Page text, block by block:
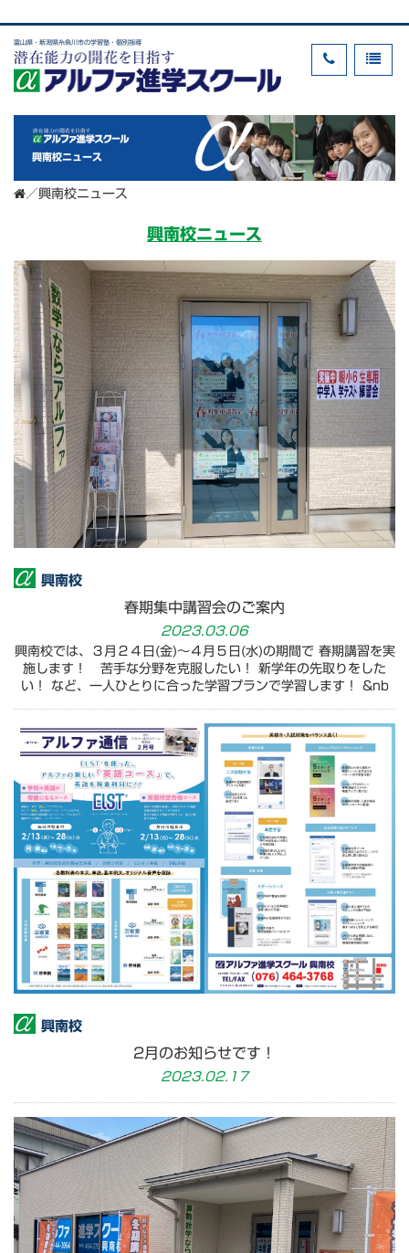
富山県・新潟県糸魚川市の学習塾・個別指導
興南校ニュース
／興南校ニュース
興南校ニュース
興南校
春期集中講習会のご案内
2023.03.06
興南校では、３月２４日(金)～４月５日(水)の期間で 春期講習を実
施します！ 苦手な分野を克服したい！ 新学年の先取りをした
い！ など、一人ひとりに合った学習プランで学習します！ &nb
興南校
2月のお知らせです！
2023.02.17